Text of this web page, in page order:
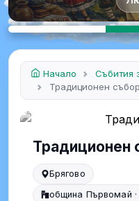
Начало
Събития
Традиционен събор
Традиционен
Брягово
община Първомай